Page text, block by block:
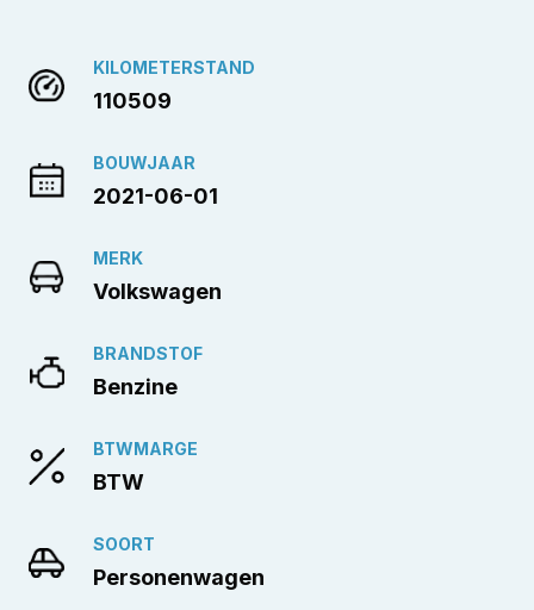
KILOMETERSTAND
110509
BOUWJAAR
2021-06-01
MERK
Volkswagen
BRANDSTOF
Benzine
BTWMARGE
BTW
SOORT
Personenwagen